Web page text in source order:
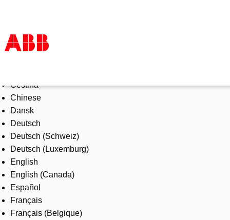
Products & Solutions
Industries
Services
About us
Where to buy
Contact us
Careers
Čeština
Chinese
Dansk
Deutsch
Deutsch (Schweiz)
Deutsch (Luxemburg)
English
English (Canada)
Español
Français
Français (Belgique)